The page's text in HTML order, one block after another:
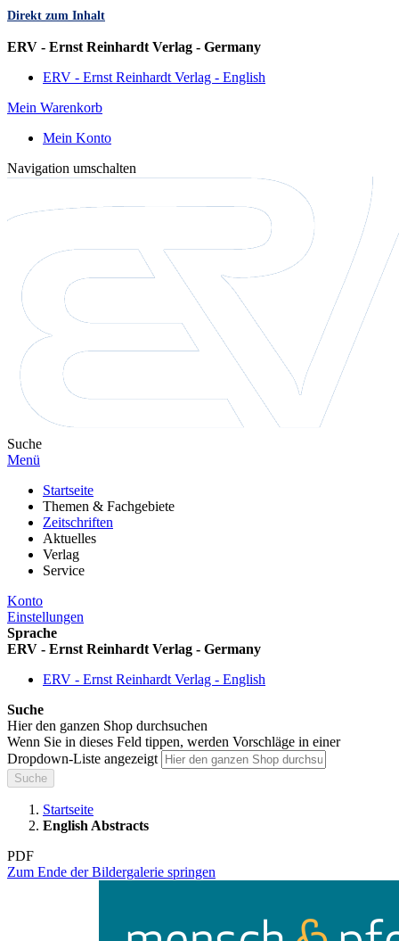
Direkt zum Inhalt
ERV - Ernst Reinhardt Verlag - Germany
ERV - Ernst Reinhardt Verlag - English
Mein Warenkorb
Mein Konto
Navigation umschalten
Suche
Menü
Startseite
Themen & Fachgebiete
Zeitschriften
Aktuelles
Verlag
Service
Konto
Einstellungen
Sprache
ERV - Ernst Reinhardt Verlag - Germany
ERV - Ernst Reinhardt Verlag - English
Suche
Hier den ganzen Shop durchsuchen
Wenn Sie in dieses Feld tippen, werden Vorschläge in einer
Dropdown-Liste angezeigt
Suche
Startseite
English Abstracts
PDF
Zum Ende der Bildergalerie springen